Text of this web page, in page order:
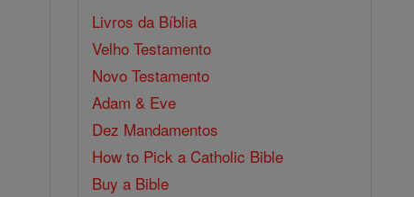
Livros da Bíblia
Velho Testamento
Novo Testamento
Adam & Eve
Dez Mandamentos
How to Pick a Catholic Bible
Buy a Bible